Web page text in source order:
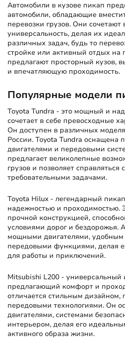
Автомобили в кузове пикап
автомобили, обладающие
перевозки грузов. Они сочетают
универсальность, делая их
различных задач, будь то
стройке или активный отдых
предлагают просторный кузов,
и впечатляющую проходимость.
Популярные модели
Toyota Tundra - это мощный и
сочетает в себе превосходные
Он доступен в различных
России. Toyota Tundra
двигателями и передовыми
предлагает великолепные
грузов и позволяет справляться
требовательными задачами.
Toyota Hilux - легендарный
надежностью и проходимостью.
прочной конструкцией,
условиями дорог и бездорожья.
мощными двигателями, удобным
передовыми функциями, делая
для работы и приключений.
Mitsubishi L200 -
предлагающий комфорт и
отличается стильным дизайном,
передовыми технологиями. Он
двигателями, системами
интерьером, делая его
активного образа жизни.